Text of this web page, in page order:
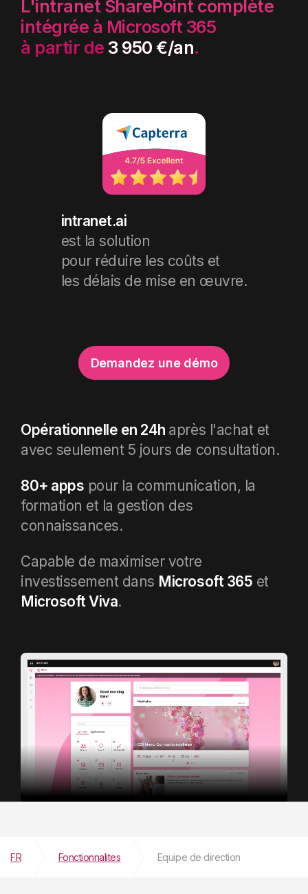
L'intranet SharePoint complète
intégrée à Microsoft 365
à partir de 3 950 €/an.
intranet.ai
est la solution
pour réduire les coûts et
les délais de mise en œuvre.
Demandez une démo
Opérationnelle en 24h après l'achat et
avec seulement 5 jours de consultation.
80+ apps pour la communication, la
formation et la gestion des
connaissances.
Capable de maximiser votre
investissement dans Microsoft 365 et
Microsoft Viva.
FR Fonctionnalites Equipe de direction